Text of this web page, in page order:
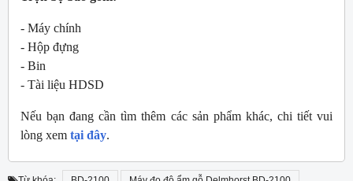
- Máy chính
- Hộp đựng
- Bin
- Tài liệu HDSD
Nếu bạn đang cần tìm thêm các sản phẩm khác, chi tiết vui
lòng xem tại đây.